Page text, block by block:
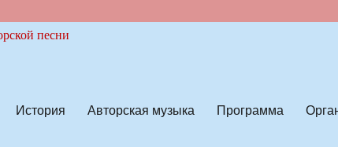
История Авторская музыка Программа